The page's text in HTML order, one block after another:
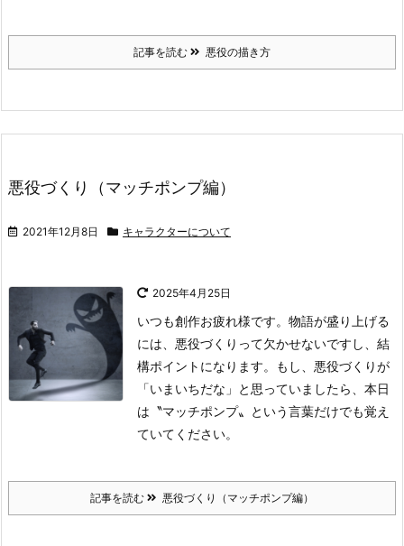
記事を読む 悪役の描き方
悪役づくり（マッチポンプ編）
2021年12月8日 キャラクターについて
2025年4月25日
いつも創作お疲れ様です。物語が盛り上げる
には、悪役づくりって欠かせないですし、結
構ポイントになります。
もし、悪役づくりが
「いまいちだな」と思っていましたら、本日
は〝マッチポンプ〟という言葉だけでも覚え
ていてください。
記事を読む 悪役づくり（マッチポンプ編）